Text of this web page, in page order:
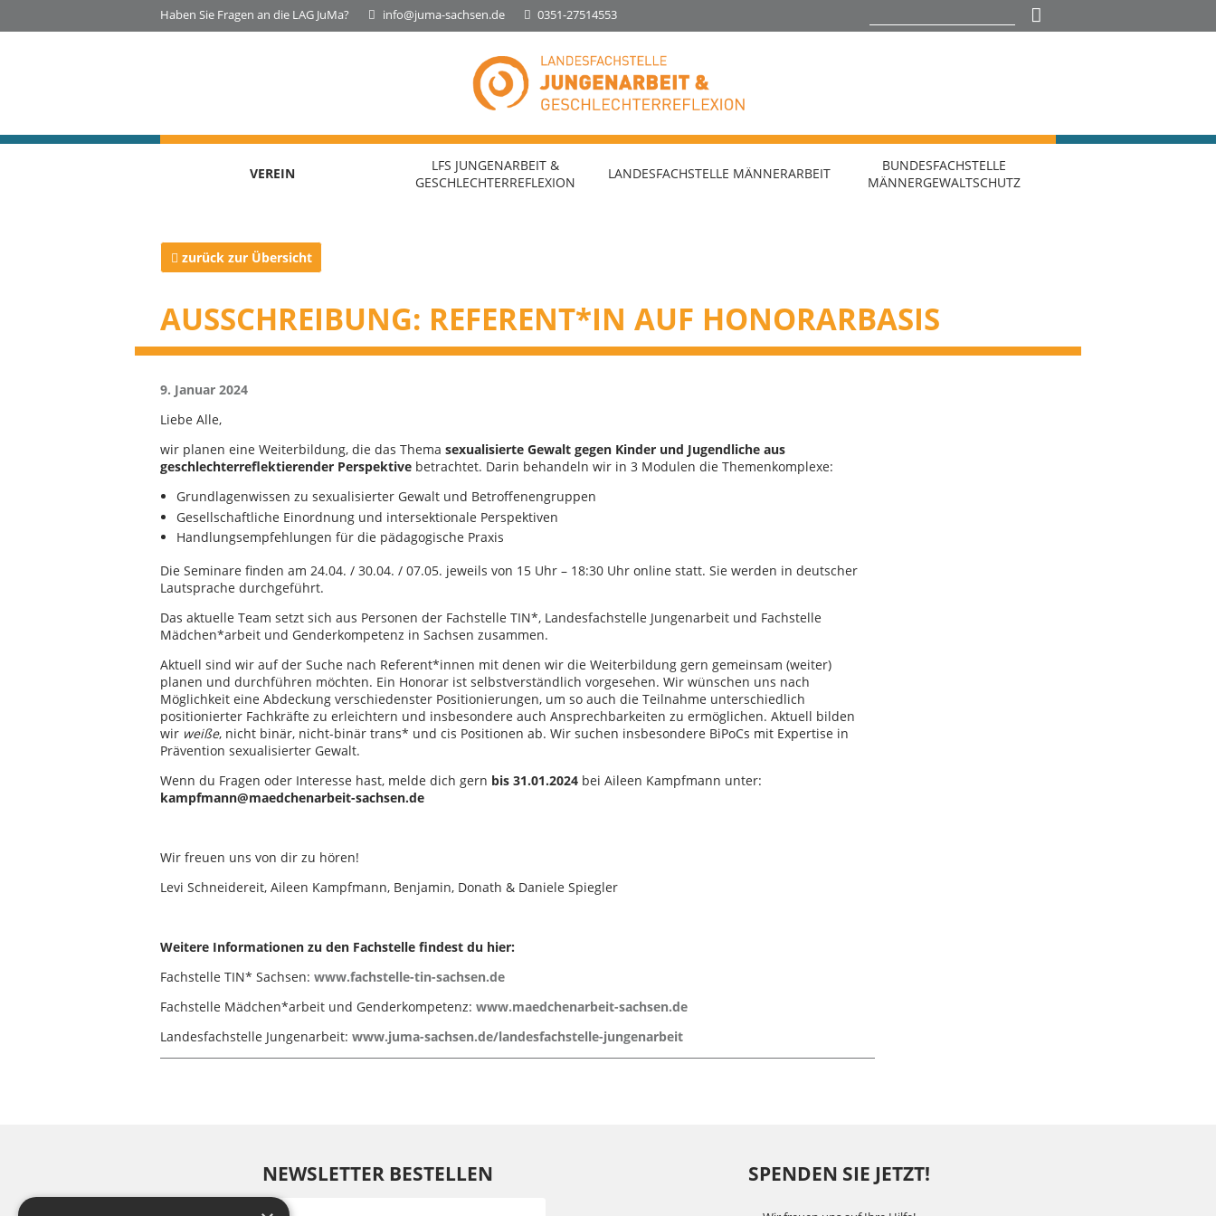
Haben Sie Fragen an die LAG JuMa? info@juma-sachsen.de 0351-27514553
Geschlechterreflexion
VEREIN
LFS JUNGENARBEIT &
GESCHLECHTERREFLEXION
LANDESFACHSTELLE MÄNNERARBEIT
BUNDESFACHSTELLE
MÄNNERGEWALTSCHUTZ
zurück zur Übersicht
AUSSCHREIBUNG: REFERENT*IN AUF HONORARBASIS
9. Januar 2024
Liebe Alle,
wir planen eine Weiterbildung, die das Thema sexualisierte Gewalt gegen Kinder und Jugendliche aus
geschlechterreflektierender Perspektive betrachtet. Darin behandeln wir in 3 Modulen die Themenkomplexe:
Grundlagenwissen zu sexualisierter Gewalt und Betroffenengruppen
Gesellschaftliche Einordnung und intersektionale Perspektiven
Handlungsempfehlungen für die pädagogische Praxis
Die Seminare finden am 24.04. / 30.04. / 07.05. jeweils von 15 Uhr – 18:30 Uhr online statt. Sie werden in deutscher
Lautsprache durchgeführt.
Das aktuelle Team setzt sich aus Personen der Fachstelle TIN*, Landesfachstelle Jungenarbeit und Fachstelle
Mädchen*arbeit und Genderkompetenz in Sachsen zusammen.
Aktuell sind wir auf der Suche nach Referent*innen mit denen wir die Weiterbildung gern gemeinsam (weiter)
planen und durchführen möchten. Ein Honorar ist selbstverständlich vorgesehen. Wir wünschen uns nach
Möglichkeit eine Abdeckung verschiedenster Positionierungen, um so auch die Teilnahme unterschiedlich
positionierter Fachkräfte zu erleichtern und insbesondere auch Ansprechbarkeiten zu ermöglichen. Aktuell bilden
wir weiße, nicht binär, nicht-binär trans* und cis Positionen ab. Wir suchen insbesondere BiPoCs mit Expertise in
Prävention sexualisierter Gewalt.
Wenn du Fragen oder Interesse hast, melde dich gern bis 31.01.2024 bei Aileen Kampfmann unter:
kampfmann@maedchenarbeit-sachsen.de
Wir freuen uns von dir zu hören!
Levi Schneidereit, Aileen Kampfmann, Benjamin, Donath & Daniele Spiegler
Weitere Informationen zu den Fachstelle findest du hier:
Fachstelle TIN* Sachsen: www.fachstelle-tin-sachsen.de
Fachstelle Mädchen*arbeit und Genderkompetenz: www.maedchenarbeit-sachsen.de
Landesfachstelle Jungenarbeit: www.juma-sachsen.de/landesfachstelle-jungenarbeit
NEWSLETTER BESTELLEN SPENDEN SIE JETZT!